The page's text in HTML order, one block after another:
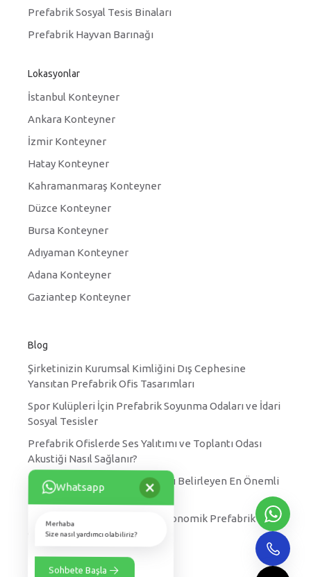
Prefabrik Sosyal Tesis Binaları
Prefabrik Hayvan Barınağı
Lokasyonlar
İstanbul Konteyner
Ankara Konteyner
İzmir Konteyner
Hatay Konteyner
Kahramanmaraş Konteyner
Düzce Konteyner
Bursa Konteyner
Adıyaman Konteyner
Adana Konteyner
Gaziantep Konteyner
Blog
Şirketinizin Kurumsal Kimliğini Dış Cephesine
Yansıtan Prefabrik Ofis Tasarımları
Spor Kulüpleri İçin Prefabrik Soyunma Odaları ve İdari
Sosyal Tesisler
Prefabrik Ofislerde Ses Yalıtımı ve Toplantı Odası
Akustiği Nasıl Sağlanır?
Prefabrik Yatakhane Fiyatlarını Belirleyen En Önemli
Faktörler Nelerdir?
Kırsal Kesimler için Hızlı ve Ekonomik Prefabrik Köy
Okulu Projeleri
Whatsapp ×
Merhaba
Size nasıl yardımcı olabiliriz?
Sohbete Başla